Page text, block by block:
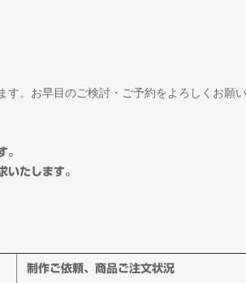
。お早目のご検討・ご予約をよろしくお願い
。
いたします。
制作ご依頼、商品ご注文状況